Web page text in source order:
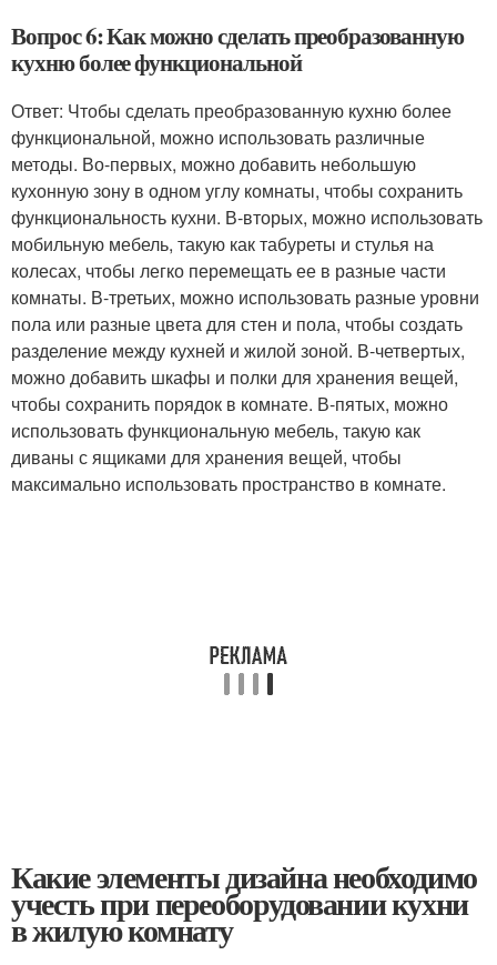
Вопрос 6: Как можно сделать преобразованную
кухню более функциональной
Ответ: Чтобы сделать преобразованную кухню более
функциональной, можно использовать различные
методы. Во-первых, можно добавить небольшую
кухонную зону в одном углу комнаты, чтобы сохранить
функциональность кухни. В-вторых, можно использовать
мобильную мебель, такую как табуреты и стулья на
колесах, чтобы легко перемещать ее в разные части
комнаты. В-третьих, можно использовать разные уровни
пола или разные цвета для стен и пола, чтобы создать
разделение между кухней и жилой зоной. В-четвертых,
можно добавить шкафы и полки для хранения вещей,
чтобы сохранить порядок в комнате. В-пятых, можно
использовать функциональную мебель, такую как
диваны с ящиками для хранения вещей, чтобы
максимально использовать пространство в комнате.
Какие элементы дизайна необходимо
учесть при переоборудовании кухни
в жилую комнату